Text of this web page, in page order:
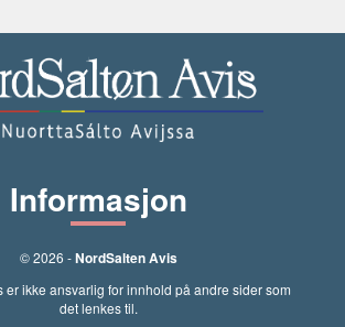
Informasjon
© 2026 -NordSalten Avis
er ikke ansvarlig for innhold på andre sider som
det lenkes til.